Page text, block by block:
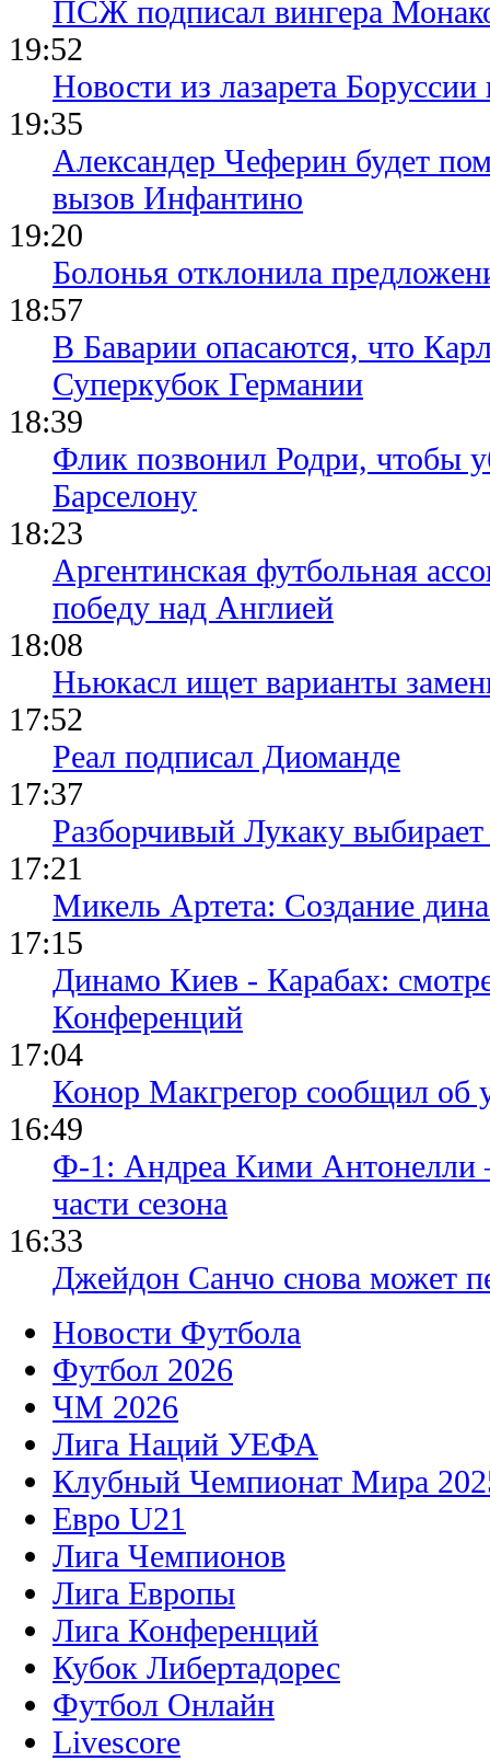
ПСЖ подписал вингера
19:52
Новости из лазарета
19:35
Александер Чеферин будет
вызов Инфантино
19:20
Болонья отклонила
18:57
В Баварии опасаются, что
Суперкубок Германии
18:39
Флик позвонил Родри, чтобы
Барселону
18:23
Аргентинская футбольная
победу над Англией
18:08
Ньюкасл ищет варианты
17:52
Реал подписал Диоманде
17:37
Разборчивый Лукаку
17:21
Микель Артета: Создание
17:15
Динамо Киев - Карабах:
Конференций
17:04
Конор Макгрегор сообщил об
16:49
Ф-1: Андреа Кими Антонелли
части сезона
16:33
Джейдон Санчо снова может
Новости Футбола
Футбол 2026
ЧМ 2026
Лига Наций УЕФА
Клубный Чемпионат Мира
Евро U21
Лига Чемпионов
Лига Европы
Лига Конференций
Кубок Либертадорес
Футбол Онлайн
Livescore